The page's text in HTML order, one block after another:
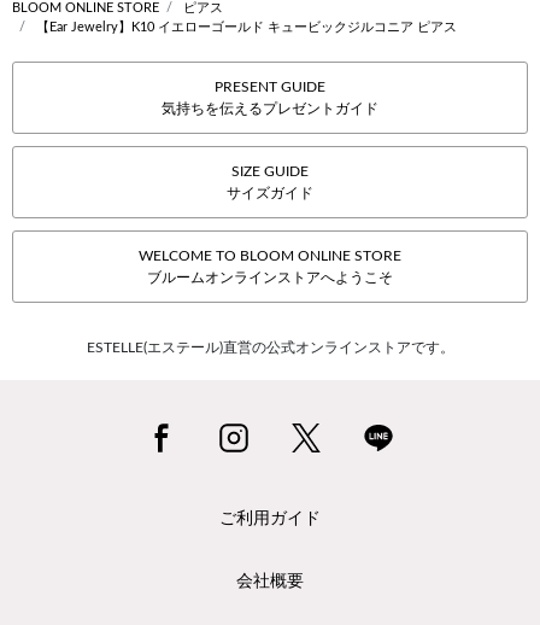
BLOOM ONLINE STORE
ピアス
【Ear Jewelry】K10 イエローゴールド キュービックジルコニア ピアス
PRESENT GUIDE
気持ちを伝えるプレゼントガイド
SIZE GUIDE
サイズガイド
WELCOME TO BLOOM ONLINE STORE
ブルームオンラインストアへようこそ
ESTELLE(エステール)直営の公式オンラインストアです。
ご利用ガイド
会社概要